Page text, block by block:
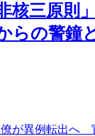
核三原則
らの警鐘
が異例転出へ